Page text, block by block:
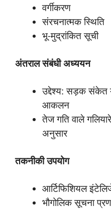
वर्गीकरण
संरचनात्मक स्थिति
भू-मुद्रांकित सूची
अंतरालसंबंधीअध्ययन
उद्देश्य: सड़क
आकलन
तेज गति वाले
अनुसार
तकनीकीउपयोग
आर्टिफिशियल
भौगोलिक सूचना